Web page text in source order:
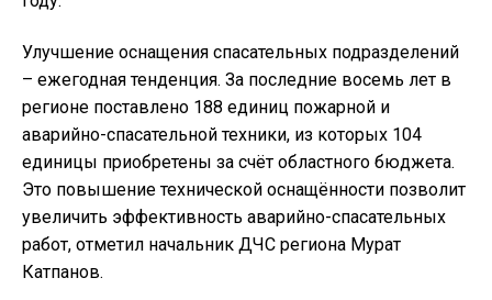
Улучшение оснащения спасательных подразделений
– ежегодная тенденция. За последние восемь лет в
регионе поставлено 188 единиц пожарной и
аварийно-спасательной техники, из которых 104
единицы приобретены за счёт областного бюджета.
Это повышение технической оснащённости позволит
увеличить эффективность аварийно-спасательных
работ, отметил начальник ДЧС региона Мурат
Катпанов.